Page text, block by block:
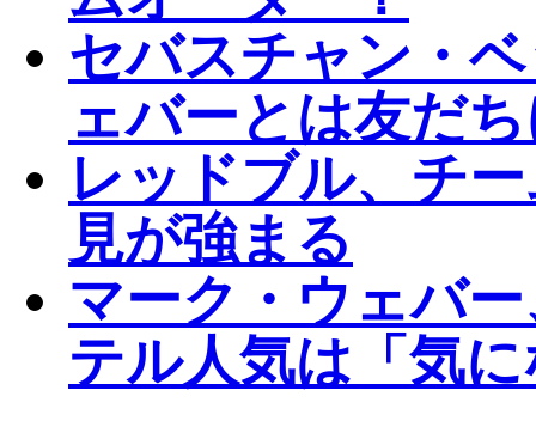
セバスチャン・
ェバーとは友だ
レッドブル、チ
見が強まる
マーク・ウェバ
テル人気は「気